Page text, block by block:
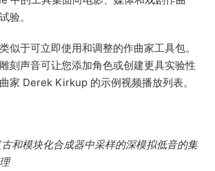
验。
似于可立即使用和调整的作曲家工具包。
刻声音可让您添加角色或创建更具实验性
家 Derek Kirkup 的示例视频播放列表。
和模块化合成器中采样的深模拟低音的集